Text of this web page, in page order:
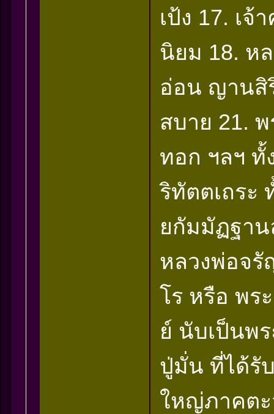
เป้ง 17. เ
นิยม 18. ห
อ่อน ญานสิ
สบาย 21.
ทอก ฯลฯ ทั้
ริทัตตเถระ
ยกัมมัฏฐาน
หลวงพ่อจ
โร หรือ พร
ย์ นับเป็นพ
ปู่มั่น ที่ได้รั
ใหญ่ภาคตะ